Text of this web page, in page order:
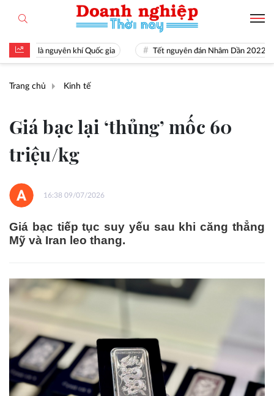
tài là nguyên khí Quốc gia Tết nguyên đán Nhâm Dần 2022
Trang chủ Kinh tế
Giá bạc lại ‘thủng’ mốc 60
triệu/kg
16:38 09/07/2026
Giá bạc tiếp tục suy yếu sau khi căng thẳng
Mỹ và Iran leo thang.